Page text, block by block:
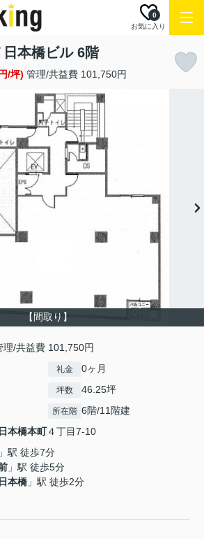
お気に入り
0
日本橋ビル 6階
/坪) 管理/共益費 101,750円
【間取り】
/共益費 101,750円
礼金 0ヶ月
坪数 46.25坪
所在階 6階/11階建
日本橋本町４丁目7-10
」駅 徒歩7分
」駅 徒歩5分
本橋 」駅 徒歩2分